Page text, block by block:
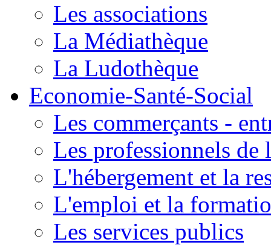
Les associations
La Médiathèque
La Ludothèque
Economie-Santé-Social
Les commerçants -
Les professionnels de
L'hébergement et la
L'emploi et la
Les services publics